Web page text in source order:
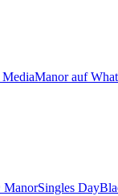
Manor auf
ManorSingles Day